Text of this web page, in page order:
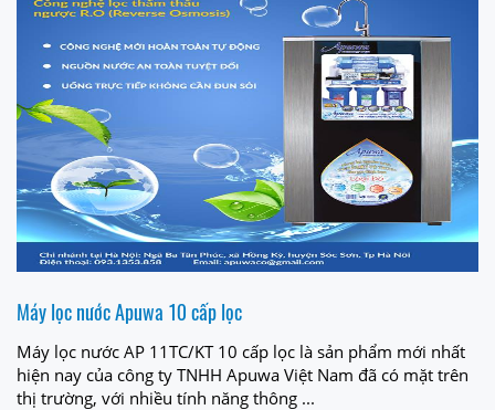
Máy lọc nước Apuwa 10 cấp lọc
Máy lọc nước AP 11TC/KT 10 cấp lọc là sản phẩm mới nhất
hiện nay của công ty TNHH Apuwa Việt Nam đã có mặt trên
thị trường, với nhiều tính năng thông ...